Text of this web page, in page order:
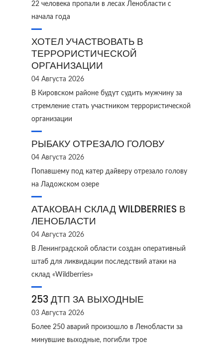
22 человека пропали в лесах Ленобласти с
начала года
ХОТЕЛ УЧАСТВОВАТЬ В
ТЕРРОРИСТИЧЕСКОЙ
ОРГАНИЗАЦИИ
04 Августа 2026
В Кировском районе будут судить мужчину за
стремление стать участником террористической
организации
РЫБАКУ ОТРЕЗАЛО ГОЛОВУ
04 Августа 2026
Попавшему под катер дайверу отрезало голову
на Ладожском озере
АТАКОВАН СКЛАД WILDBERRIES В
ЛЕНОБЛАСТИ
04 Августа 2026
В Ленинградской области создан оперативный
штаб для ликвидации последствий атаки на
склад «Wildberries»
253 ДТП ЗА ВЫХОДНЫЕ
03 Августа 2026
Более 250 аварий произошло в Ленобласти за
минувшие выходные, погибли трое